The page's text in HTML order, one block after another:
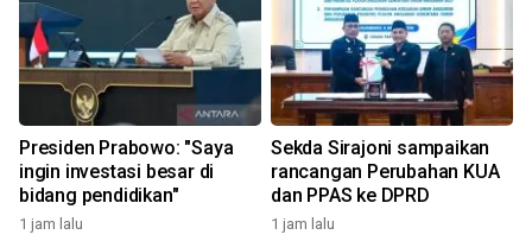
Presiden Prabowo: "Saya
ingin investasi besar di
bidang pendidikan"
1 jam lalu
Sekda Sirajoni sampaikan
rancangan Perubahan KUA
dan PPAS ke DPRD
1 jam lalu